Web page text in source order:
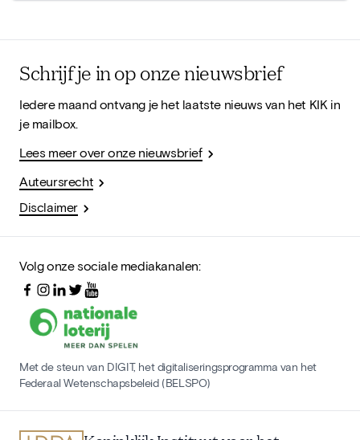
Schrijf je in op onze nieuwsbrief
Iedere maand ontvang je het laatste nieuws van het KIK in
je mailbox.
Lees meer over onze nieuwsbrief
Auteursrecht
Disclaimer
Volg onze sociale mediakanalen:
Met de steun van DIGIT, het digitaliseringsprogramma van het
Federaal Wetenschapsbeleid (BELSPO)